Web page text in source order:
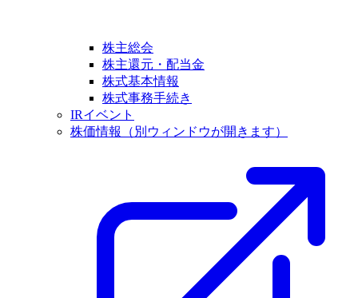
株主総会
株主還元・配当金
株式基本情報
株式事務手続き
IRイベント
株価情報
（別ウィンドウが開きます）